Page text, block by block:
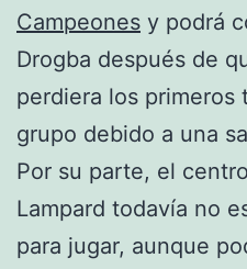
Campeones y podrá
Drogba después de
perdiera los primeros
grupo debido a una
Por su parte, el
Lampard todavía no
para jugar, aunque